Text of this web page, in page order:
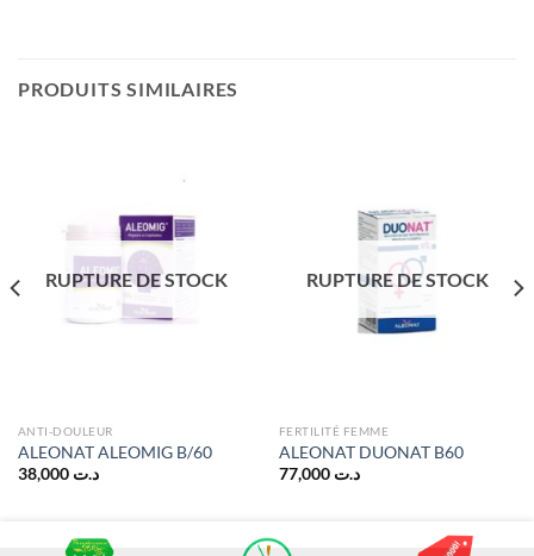
PRODUITS SIMILAIRES
RUPTURE DE STOCK
ANTI-DOULEUR
ALEONAT ALEOMIG B/60
د.ت 38,000
RUPTURE DE STOCK
FERTILITÉ FEMME
ALEONAT DUONAT B60
د.ت 77,000